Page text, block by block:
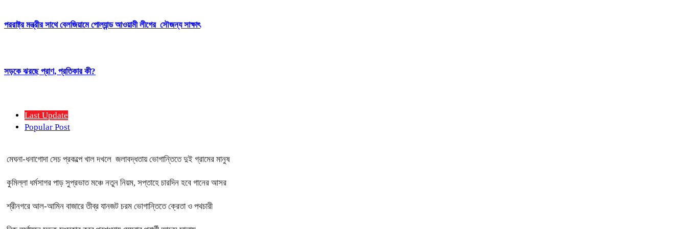
পররাষ্ট্র মন্ত্রীর সাথে বেলজিয়ামে পোল্যান্ড আওয়ামী লীগের সৌজন্য সাক্ষাৎ
সড়কে ঝরছে প্রাণ, প্রতিকার কী?
Last Update
Popular Post
মেঘনা-ধনাগোদা সেচ প্রকল্পে খাল দখলে জলাবদ্ধতায় ভোগান্তিতে দুই গ্রামের মানুষ
কুমিল্লা ধর্মসাগর পাড় সুপ্রভাত মঞ্চে নতুন নিয়ম, সপ্তাহে চারদিন হবে গানের আসর
শ্রীনগরে আল-আমিন বাজারে তীব্র যানজট চরম ভোগান্তিতে ক্রেতা ও পথচারী